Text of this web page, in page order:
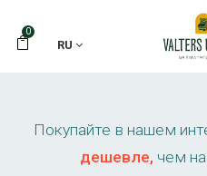
0
RU
Покупайте в нашем
дешевле, чем